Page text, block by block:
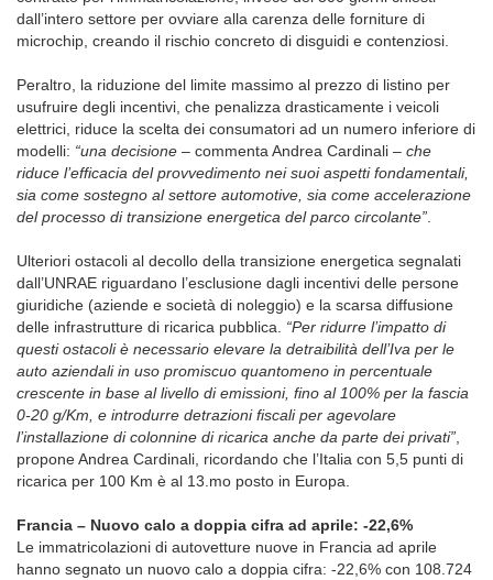
dall’intero settore per ovviare alla carenza delle forniture di
microchip, creando il rischio concreto di disguidi e contenziosi.
Peraltro, la riduzione del limite massimo al prezzo di listino per
usufruire degli incentivi, che penalizza drasticamente i veicoli
elettrici, riduce la scelta dei consumatori ad un numero inferiore di
modelli: “una decisione – commenta Andrea Cardinali – che
riduce l’efficacia del provvedimento nei suoi aspetti fondamentali,
sia come sostegno al settore automotive, sia come accelerazione
del processo di transizione energetica del parco circolante”
Ulteriori ostacoli al decollo della transizione energetica segnalati
dall’UNRAE riguardano l’esclusione dagli incentivi delle persone
giuridiche (aziende e società di noleggio) e la scarsa diffusione
delle infrastrutture di ricarica pubblica. “Per ridurre l’impatto di
questi ostacoli è necessario elevare la detraibilità dell’Iva per le
auto aziendali in uso promiscuo quantomeno in percentuale
crescente in base al livello di emissioni, fino al 100% per la fascia
0-20 g/Km, e introdurre detrazioni fiscali per agevolare
l’installazione di colonnine di ricarica anche da parte dei privati”
propone Andrea Cardinali, ricordando che l’Italia con 5,5 punti di
ricarica per 100 Km è al 13.mo posto in Europa.
Francia – Nuovo calo a doppia cifra ad aprile: -22,6%
Le immatricolazioni di autovetture nuove in Francia ad aprile
hanno segnato un nuovo calo a doppia cifra: -22,6% con 108.724